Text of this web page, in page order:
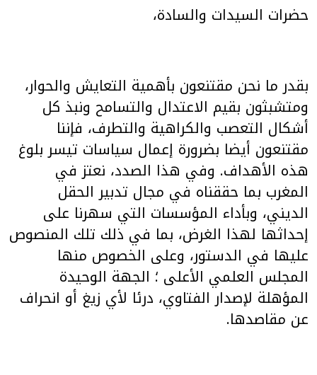
حضرات السيدات والسادة،
بقدر ما نحن مقتنعون بأهمية التعايش والحوار،
ومتشبثون بقيم الاعتدال والتسامح ونبذ كل
أشكال التعصب والكراهية والتطرف، فإننا
مقتنعون أيضا بضرورة إعمال سياسات تيسر بلوغ
هذه الأهداف. وفي هذا الصدد، نعتز في
المغرب بما حققناه في مجال تدبير الحقل
الديني، وبأداء المؤسسات التي سهرنا على
إحداثها لهذا الغرض، بما في ذلك تلك المنصوص
عليها في الدستور، وعلى الخصوص منها
المجلس العلمي الأعلى ؛ الجهة الوحيدة
المؤهلة لإصدار الفتاوي، درئا لأي زيغ أو انحراف
عن مقاصدها.